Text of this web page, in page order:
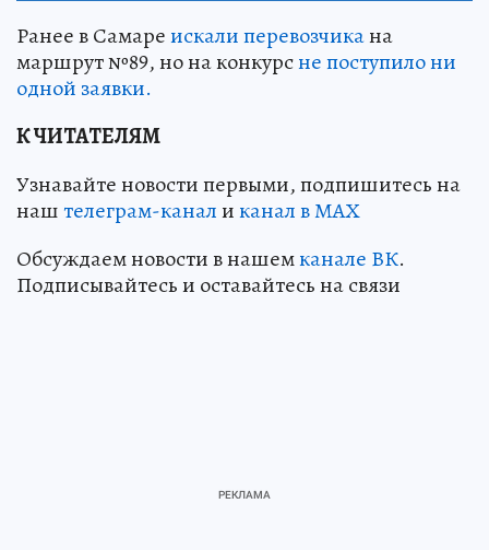
Ранее в Самареискали перевозчикана
маршрут №89, но на конкурсне поступило ни
одной заявки.
К ЧИТАТЕЛЯМ
Узнавайте новости первыми, подпишитесь на
наштелеграм-каналиканал в МАХ
Обсуждаем новости в нашемканале ВК.
Подписывайтесь и оставайтесь на связи